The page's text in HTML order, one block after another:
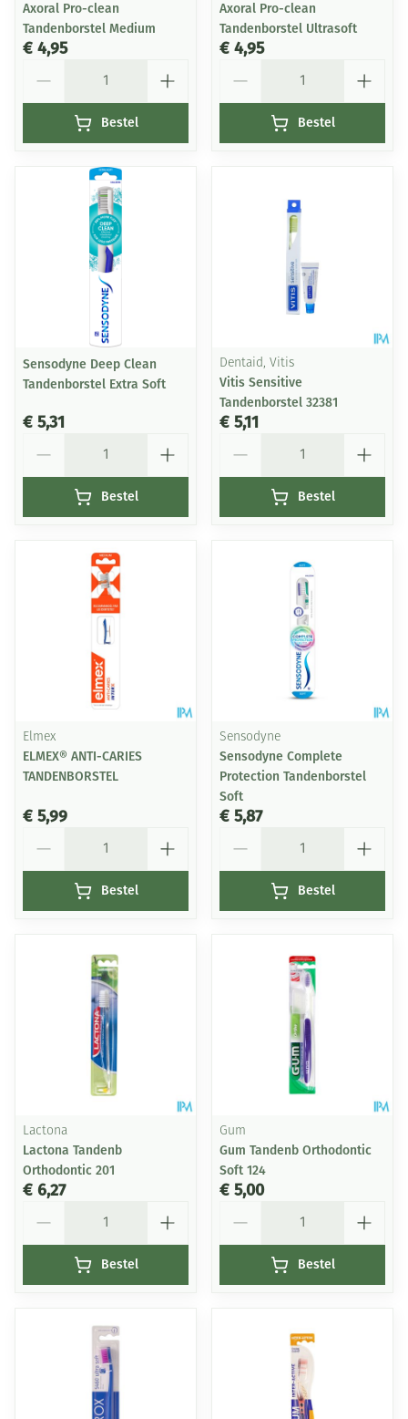
Axoral Pro-clean
Tandenborstel Medium
€ 4,95
Bestel
Axoral Pro-clean
Tandenborstel Ultrasoft
€ 4,95
Bestel
Sensodyne Deep Clean
Tandenborstel Extra Soft
€ 5,31
Bestel
Dentaid, Vitis
Vitis Sensitive
Tandenborstel 32381
€ 5,11
Bestel
Elmex
ELMEX® ANTI-CARIES
TANDENBORSTEL
€ 5,99
Bestel
Sensodyne
Sensodyne Complete
Protection Tandenborstel
Soft
€ 5,87
Bestel
Lactona
Lactona Tandenb
Orthodontic 201
€ 6,27
Bestel
Gum
Gum Tandenb Orthodontic
Soft 124
€ 5,00
Bestel